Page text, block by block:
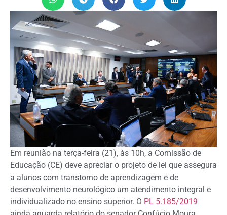
Em reunião na terça-feira (21), às 10h, a Comissão de
Educação (CE) deve apreciar o projeto de lei que assegura
a alunos com transtorno de aprendizagem e de
desenvolvimento neurológico um atendimento integral e
individualizado no ensino superior. O PL 5.185/2019